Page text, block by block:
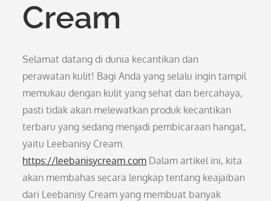
Cream
Selamat datang di dunia kecantikan dan
perawatan kulit! Bagi Anda yang selalu ingin tampil
memukau dengan kulit yang sehat dan bercahaya,
pasti tidak akan melewatkan produk kecantikan
terbaru yang sedang menjadi pembicaraan hangat,
yaitu Leebanisy Cream.
https://leebanisycream.com Dalam artikel ini, kita
akan membahas secara lengkap tentang keajaiban
dari Leebanisy Cream yang membuat banyak